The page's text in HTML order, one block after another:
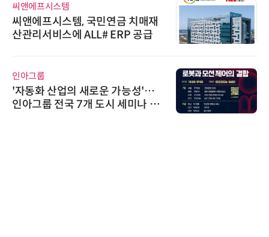
씨앤에프시스템
씨앤에프시스템, 국민연금 치매재
산관리서비스에 ALL# ERP 공급
인아그룹
'자동화 산업의 새로운 가능성'…
인아그룹 전국 7개 도시 세미나 페